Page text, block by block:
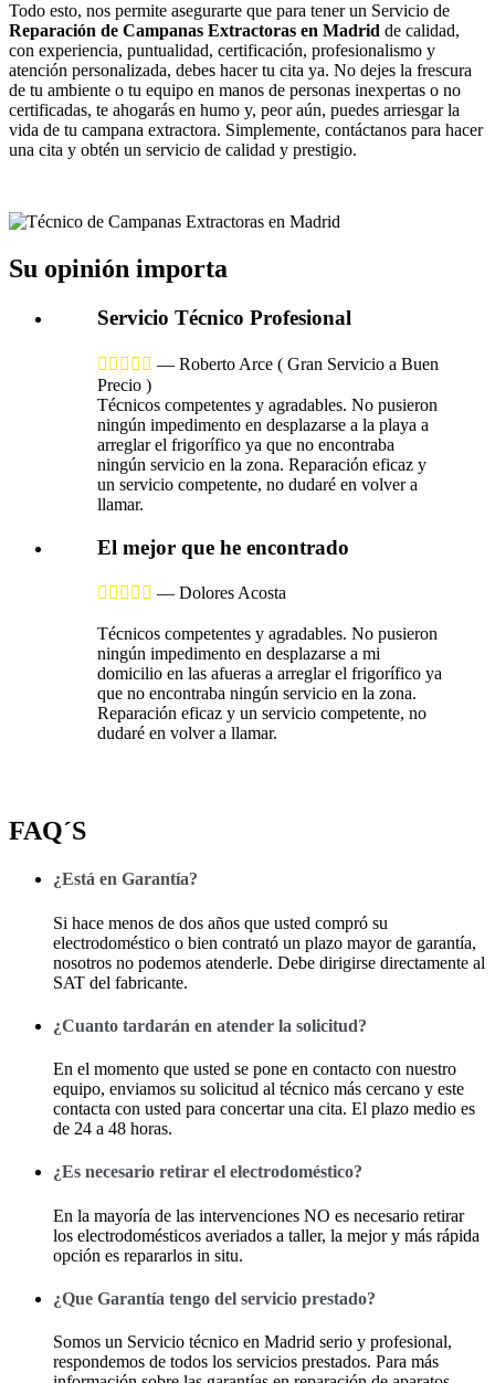
Todo esto, nos permite asegurarte que para tener un Servicio de
Reparación de Campanas Extractoras en Madrid de calidad,
con experiencia, puntualidad, certificación, profesionalismo y
atención personalizada, debes hacer tu cita ya. No dejes la frescura
de tu ambiente o tu equipo en manos de personas inexpertas o no
certificadas, te ahogarás en humo y, peor aún, puedes arriesgar la
vida de tu campana extractora. Simplemente, contáctanos para hacer
una cita y obtén un servicio de calidad y prestigio.
Su opinión importa
Servicio Técnico Profesional
     — Roberto Arce ( Gran Servicio a Buen
Precio )
Técnicos competentes y agradables. No pusieron
ningún impedimento en desplazarse a la playa a
arreglar el frigorífico ya que no encontraba
ningún servicio en la zona. Reparación eficaz y
un servicio competente, no dudaré en volver a
llamar.
El mejor que he encontrado
     — Dolores Acosta
Técnicos competentes y agradables. No pusieron
ningún impedimento en desplazarse a mi
domicilio en las afueras a arreglar el frigorífico ya
que no encontraba ningún servicio en la zona.
Reparación eficaz y un servicio competente, no
dudaré en volver a llamar.
FAQ´S
¿Está en Garantía?
Si hace menos de dos años que usted compró su
electrodoméstico o bien contrató un plazo mayor de garantía,
nosotros no podemos atenderle. Debe dirigirse directamente al
SAT del fabricante.
¿Cuanto tardarán en atender la solicitud?
En el momento que usted se pone en contacto con nuestro
equipo, enviamos su solicitud al técnico más cercano y este
contacta con usted para concertar una cita. El plazo medio es
de 24 a 48 horas.
¿Es necesario retirar el electrodoméstico?
En la mayoría de las intervenciones NO es necesario retirar
los electrodomésticos averiados a taller, la mejor y más rápida
opción es repararlos in situ.
¿Que Garantía tengo del servicio prestado?
Somos un Servicio técnico en Madrid serio y profesional,
respondemos de todos los servicios prestados. Para más